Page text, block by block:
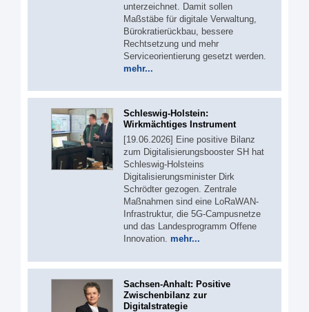
unterzeichnet. Damit sollen
Maßstäbe für digitale Verwaltung,
Bürokratierückbau, bessere
Rechtsetzung und mehr
Serviceorientierung gesetzt werden.
mehr...
Schleswig-Holstein:
Wirkmächtiges Instrument
[19.06.2026] Eine positive Bilanz
zum Digitalisierungsbooster SH hat
Schleswig-Holsteins
Digitalisierungsminister Dirk
Schrödter gezogen. Zentrale
Maßnahmen sind eine LoRaWAN-
Infrastruktur, die 5G-Campusnetze
und das Landesprogramm Offene
Innovation. mehr...
Sachsen-Anhalt: Positive
Zwischenbilanz zur
Digitalstrategie